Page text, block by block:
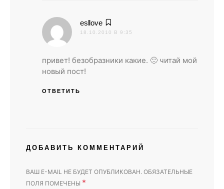
esllove
18.10.2010 В 9:35
привет! безобразники какие. 🙂 читай мой
новый пост!
ОТВЕТИТЬ
ДОБАВИТЬ КОММЕНТАРИЙ
ВАШ E-MAIL НЕ БУДЕТ ОПУБЛИКОВАН. ОБЯЗАТЕЛЬНЫЕ
ПОЛЯ ПОМЕЧЕНЫ *